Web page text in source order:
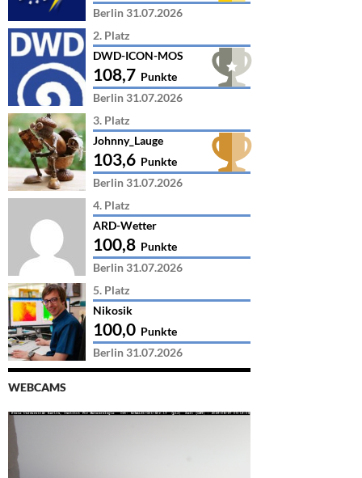
Berlin 31.07.2026
2. Platz
DWD-ICON-MOS
108,7 Punkte
Berlin 31.07.2026
3. Platz
Johnny_Lauge
103,6 Punkte
Berlin 31.07.2026
4. Platz
ARD-Wetter
100,8 Punkte
Berlin 31.07.2026
5. Platz
Nikosik
100,0 Punkte
Berlin 31.07.2026
WEBCAMS